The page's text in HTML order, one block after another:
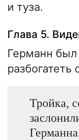
и туза.
Глава 5.
Германн
Тройка,